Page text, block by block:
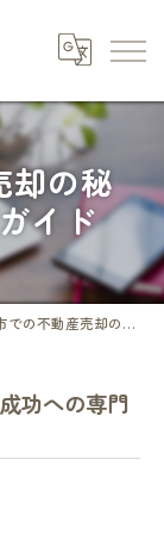
却の秘
イド
産売却の秘訣：成功への専門家ガイド
功への専門